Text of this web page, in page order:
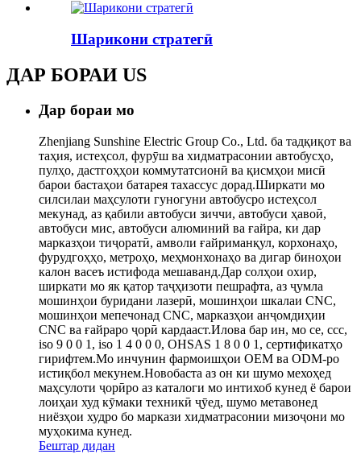
Шарикони стратегӣ
ДАР БОРАИ US
Дар бораи мо
Zhenjiang Sunshine Electric Group Co., Ltd. ба тадқиқот ва
таҳия, истеҳсол, фурӯш ва хидматрасонии автобусҳо,
пулҳо, дастгоҳҳои коммутатсионӣ ва қисмҳои мисӣ
барои бастаҳои батарея тахассус дорад.Ширкати мо
силсилаи маҳсулоти гуногуни автобусро истеҳсол
мекунад, аз қабили автобуси зиччи, автобуси ҳавоӣ,
автобуси мис, автобуси алюминий ва ғайра, ки дар
марказҳои тиҷоратӣ, амволи ғайриманқул, корхонаҳо,
фурудгоҳҳо, метроҳо, меҳмонхонаҳо ва дигар биноҳои
калон васеъ истифода мешаванд.Дар солҳои охир,
ширкати мо як қатор таҷҳизоти пешрафта, аз ҷумла
мошинҳои буридани лазерӣ, мошинҳои шкалаи CNC,
мошинҳои мепечонад CNC, марказҳои анҷомдиҳии
CNC ва ғайраро ҷорӣ кардааст.Илова бар ин, мо ce, ccc,
iso 9 0 0 1, iso 1 4 0 0 0, OHSAS 1 8 0 0 1, сертификатҳо
гирифтем.Мо инчунин фармоишҳои OEM ва ODM-ро
истиқбол мекунем.Новобаста аз он ки шумо мехоҳед
маҳсулоти ҷорӣро аз каталоги мо интихоб кунед ё барои
лоиҳаи худ кӯмаки техникӣ ҷӯед, шумо метавонед
ниёзҳои худро бо маркази хидматрасонии мизоҷони мо
муҳокима кунед.
Бештар дидан